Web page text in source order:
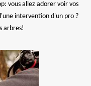
vous allez adorer voir vos
intervention d'un pro ?
arbres!